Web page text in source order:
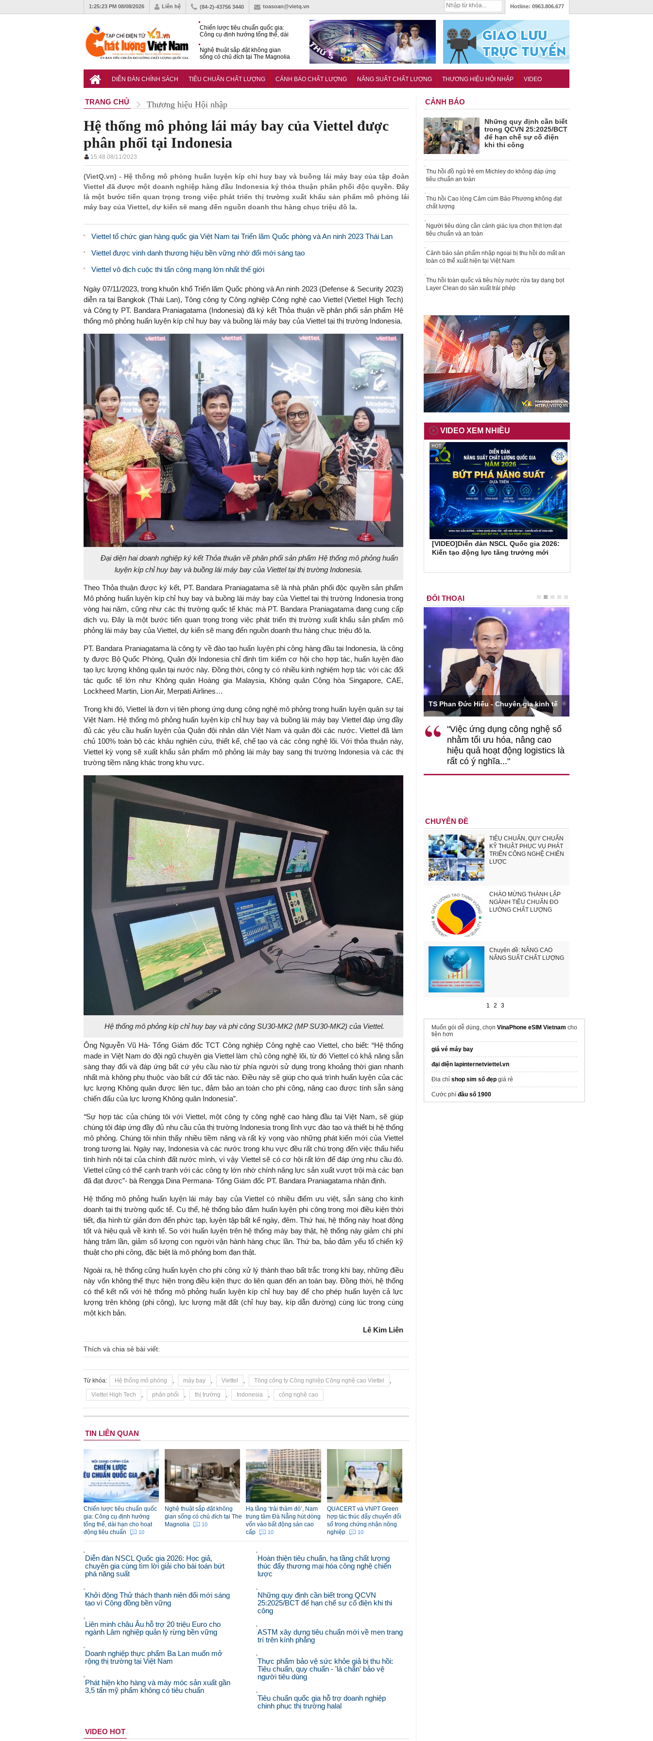
1:25:24 PM 08/08/2026 Liên hệ (84-2)-43756 3440 toasoan@vietq.vn Hotline: 0963.806.677
Chiến lược tiêu chuẩn quốc gia:
Công cụ định hướng tổng thể, dài
Nghệ thuật sắp đặt không gian
sống có chủ đích tại The Magnolia
gia đối với xe cũ nhập khẩu?
DIỄN ĐÀN CHÍNH SÁCH TIÊU CHUẨN CHẤT LƯỢNG CẢNH BÁO CHẤT LƯỢNG NĂNG SUẤT CHẤT LƯỢNG THƯƠNG HIỆU HỘI NHẬP VIDEO
TRANG CHỦ Thương hiệu Hội nhập
Hệ thống mô phỏng lái máy bay của Viettel được
phân phối tại Indonesia
15:48 08/11/2023
(VietQ.vn) - Hệ thống mô phỏng huấn luyện kíp chỉ huy bay và buồng lái máy bay của tập đoàn
Viettel đã được một doanh nghiệp hàng đầu Indonesia ký thỏa thuận phân phối độc quyền. Đây
là một bước tiến quan trọng trong việc phát triển thị trường xuất khẩu sản phẩm mô phỏng lái
máy bay của Viettel, dự kiến sẽ mang đến nguồn doanh thu hàng chục triệu đô la.
Viettel tổ chức gian hàng quốc gia Việt Nam tại Triển lãm Quốc phòng và An ninh 2023 Thái Lan
Viettel được vinh danh thương hiệu bền vững nhờ đổi mới sáng tạo
Viettel vô địch cuộc thi tấn công mạng lớn nhất thế giới
Ngày 07/11/2023, trong khuôn khổ Triển lãm Quốc phòng và An ninh 2023 (Defense & Security 2023)
diễn ra tại Bangkok (Thái Lan), Tông công ty Công nghiệp Công nghệ cao Viettel (Viettel High Tech)
và Công ty PT. Bandara Praniagatama (Indonesia) đã ký kết Thỏa thuận về phân phối sản phẩm Hệ
thống mô phỏng huấn luyện kíp chỉ huy bay và buồng lái máy bay của Viettel tại thị trường Indonesia.
Đại diện hai doanh nghiệp ký kết Thỏa thuận về phân phối sản phẩm Hệ thống mô phỏng huấn
luyện kíp chỉ huy bay và buồng lái máy bay của Viettel tại thị trường Indonesia.
Theo Thỏa thuận được ký kết, PT. Bandara Praniagatama sẽ là nhà phân phối độc quyền sản phẩm
Mô phỏng huấn luyện kíp chỉ huy bay và buồng lái máy bay của Viettel tại thị trường Indonesia trong
vòng hai năm, cũng như các thị trường quốc tế khác mà PT. Bandara Praniagatama đang cung cấp
dịch vụ. Đây là một bước tiến quan trọng trong việc phát triển thị trường xuất khẩu sản phẩm mô
phỏng lái máy bay của Viettel, dự kiến sẽ mang đến nguồn doanh thu hàng chục triệu đô la.
PT. Bandara Praniagatama là công ty về đào tạo huấn luyện phi công hàng đầu tại Indonesia, là công
ty được Bộ Quốc Phòng, Quân đội Indonesia chỉ định tìm kiếm cơ hội cho hợp tác, huấn luyện đào
tạo lực lượng không quân tại nước này. Đồng thời, công ty có nhiều kinh nghiệm hợp tác với các đối
tác quốc tế lớn như Không quân Hoàng gia Malaysia, Không quân Cộng hòa Singapore, CAE,
Lockheed Martin, Lion Air, Merpati Airlines…
Trong khi đó, Viettel là đơn vị tiên phong ứng dụng công nghệ mô phỏng trong huấn luyện quân sự tại
Việt Nam. Hệ thống mô phỏng huấn luyện kíp chỉ huy bay và buồng lái máy bay Viettel đáp ứng đầy
đủ các yêu cầu huấn luyện của Quân đội nhân dân Việt Nam và quân đội các nước. Viettel đã làm
chủ 100% toàn bộ các khâu nghiên cứu, thiết kế, chế tạo và các công nghệ lõi. Với thỏa thuận này,
Viettel kỳ vọng sẽ xuất khẩu sản phẩm mô phỏng lái máy bay sang thị trường Indonesia và các thị
trường tiềm năng khác trong khu vực.
Hệ thống mô phỏng kíp chỉ huy bay và phi công SU30-MK2 (MP SU30-MK2) của Viettel.
Ông Nguyễn Vũ Hà- Tổng Giám đốc TCT Công nghiệp Công nghệ cao Viettel, cho biết: “Hệ thống
made in Việt Nam do đội ngũ chuyên gia Viettel làm chủ công nghệ lõi, từ đó Viettel có khả năng sẵn
sàng thay đổi và đáp ứng bất cứ yêu cầu nào từ phía người sử dụng trong khoảng thời gian nhanh
nhất mà không phụ thuộc vào bất cứ đối tác nào. Điều này sẽ giúp cho quá trình huấn luyện của các
lực lượng Không quân được liên tục, đảm bảo an toàn cho phi công, nâng cao được tính sẵn sàng
chiến đấu của lực lượng Không quân Indonesia”.
“Sự hợp tác của chúng tôi với Viettel, một công ty công nghệ cao hàng đầu tại Việt Nam, sẽ giúp
chúng tôi đáp ứng đầy đủ nhu cầu của thị trường Indonesia trong lĩnh vực đào tạo và thiết bị hệ thống
mô phỏng. Chúng tôi nhìn thấy nhiều tiềm năng và rất kỳ vọng vào những phát kiến mới của Viettel
trong tương lai. Ngày nay, Indonesia và các nước trong khu vực đều rất chú trọng đến việc thấu hiểu
tình hình nội tại của chính đất nước mình, vì vậy Viettel sẽ có cơ hội rất lớn để đáp ứng nhu cầu đó.
Viettel cũng có thể cạnh tranh với các công ty lớn nhờ chính năng lực sản xuất vượt trội mà các bạn
đã đạt được”- bà Rengga Dina Permana- Tổng Giám đốc PT. Bandara Praniagatama nhận định.
Hệ thống mô phỏng huấn luyện lái máy bay của Viettel có nhiều điểm ưu việt, sẵn sàng cho kinh
doanh tại thị trường quốc tế. Cụ thể, hệ thống bảo đảm huấn luyện phi công trong mọi điều kiện thời
tiết, địa hình từ giản đơn đến phức tạp, luyện tập bất kể ngày, đêm. Thứ hai, hệ thống này hoạt động
tốt và hiệu quả về kinh tế. So với huấn luyện trên hệ thống máy bay thật, hệ thống này giảm chi phí
hàng trăm lần, giảm số lượng con người vận hành hàng chục lần. Thứ ba, bảo đảm yếu tố chiến kỹ
thuật cho phi công, đặc biệt là mô phỏng bom đạn thật.
Ngoài ra, hệ thống cũng huấn luyện cho phi công xử lý thành thạo bất trắc trong khi bay, những điều
này vốn không thể thực hiện trong điều kiện thực do liên quan đến an toàn bay. Đồng thời, hệ thống
có thể kết nối với hệ thống mô phỏng huấn luyện kíp chỉ huy bay để cho phép huấn luyện cả lực
lượng trên không (phi công), lực lượng mặt đất (chỉ huy bay, kíp dẫn đường) cùng lúc trong cùng
một kịch bản.
Lê Kim Liên
Thích và chia sẻ bài viết:
Từ khóa: Hệ thống mô phỏng máy bay Viettel Tông công ty Công nghiệp Công nghệ cao Viettel
Viettel High Tech phân phối thị trường Indonesia công nghệ cao
TIN LIÊN QUAN
Chiến lược tiêu chuẩn quốc
gia: Công cụ định hướng
tổng thể, dài hạn cho hoạt
động tiêu chuẩn
10
Nghệ thuật sắp đặt không
gian sống có chủ đích tại The
Magnolia
10
Hạ tầng ‘trải thảm đỏ’, Nam
trung tâm Đà Nẵng hút dòng
vốn vào bất động sản cao
cấp
10
QUACERT và VNPT Green
hợp tác thúc đẩy chuyển đổi
số trong chứng nhận nông
nghiệp
10
Diễn đàn NSCL Quốc gia 2026: Học giả,
chuyên gia cùng tìm lời giải cho bài toán bứt
phá năng suất
Khởi động Thử thách thanh niên đổi mới sáng
tạo vì Cộng đồng bền vững
Liên minh châu Âu hỗ trợ 20 triệu Euro cho
ngành Lâm nghiệp quản lý rừng bền vững
Doanh nghiệp thực phẩm Ba Lan muốn mở
rộng thị trường tại Việt Nam
Phát hiện kho hàng và máy móc sản xuất gần
3,5 tấn mỹ phẩm không có tiêu chuẩn
Hoàn thiện tiêu chuẩn, hạ tầng chất lượng
thúc đẩy thương mại hóa công nghệ chiến
lược
Những quy định cần biết trong QCVN
25:2025/BCT để hạn chế sự cố điện khi thi
công
ASTM xây dựng tiêu chuẩn mới về men trang
trí trên kính phẳng
Thực phẩm bảo vệ sức khỏe giả bị thu hồi:
Tiêu chuẩn, quy chuẩn - 'lá chắn' bảo vệ
người tiêu dùng
Tiêu chuẩn quốc gia hỗ trợ doanh nghiệp
chinh phục thị trường halal
VIDEO HOT
CẢNH BÁO
Những quy định cần biết
trong QCVN 25:2025/BCT
để hạn chế sự cố điện
khi thi công
Thu hồi đồ ngủ trẻ em Michley do không đáp ứng
tiêu chuẩn an toàn
Thu hồi Cao lỏng Cảm cúm Bảo Phương không đạt
chất lượng
Người tiêu dùng cần cảnh giác lựa chọn thịt lợn đạt
tiêu chuẩn và an toàn
Cảnh báo sản phẩm nhập ngoại bị thu hồi do mất an
toàn có thể xuất hiện tại Việt Nam
Thu hồi toàn quốc và tiêu hủy nước rửa tay dạng bọt
Layer Clean do sản xuất trái phép
VIDEO XEM NHIỀU
[VIDEO]Diễn đàn NSCL Quốc gia 2026:
Kiến tạo động lực tăng trưởng mới
ĐỐI THOẠI
TS. Nguyễn Đức Độ - Phó Viện trưởng
"Có rất nhiều việc phải làm
ngay từ bây giờ và trên thực tế
đang được tiến hành như tăng
đầu tư cho khoa học công
khởi nghiệp..."
Việc sử dụng hiệu quả chính
sách tài khóa không chỉ mang ý
nghĩa hỗ trợ ngắn hạn mà còn
TS Phan Đức Hiếu - Chuyên gia kinh tế
"Việc ứng dụng công nghệ số
nhằm tối ưu hóa, nâng cao
hiệu quả hoạt động logistics là
rất có ý nghĩa..."
CHUYÊN ĐỀ
TIÊU CHUẨN, QUY CHUẨN
KỸ THUẬT PHỤC VỤ PHÁT
TRIỂN CÔNG NGHỆ CHIẾN
LƯỢC
CHÀO MỪNG THÀNH LẬP
NGÀNH TIÊU CHUẨN ĐO
LƯỜNG CHẤT LƯỢNG
Chuyên đề: NÂNG CAO
NĂNG SUẤT CHẤT LƯỢNG
1 2 3
Muốn gói dễ dùng, chọn VinaPhone eSIM Vietnam cho
tiện hơn
giá vé máy bay
đại diện lapinternetviettel.vn
Đia chỉ shop sim số đẹp giá rẻ
Cước phí đầu số 1900